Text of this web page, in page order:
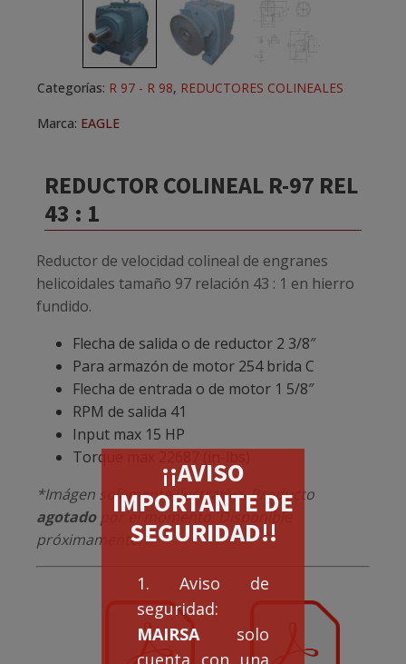
¡¡AVISO
IMPORTANTE DE
SEGURIDAD!!
1. Aviso de
seguridad:
MAIRSAsolo
cuenta con una
REDUCTOR COLINEAL R-97 REL
43 : 1
Reductor de velocidad colineal de engranes
helicoidales tamaño 97 relación 43 : 1 en hierro
fundido.
Flecha de salida o de reductor 2 3/8″
Para armazón de motor 254 brida C
Flecha de entrada o de motor 1 5/8″
RPM de salida 41
Input max 15 HP
Torque max 22687 (in-lbs)
*Imágen solamente ilustrativa. Producto
agotadopor el momento. Disponible
próximamente.
Categorías: R 97 - R 98, REDUCTORES COLINEALES
Marca: EAGLE